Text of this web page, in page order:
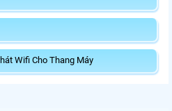
Wifi Cho Thang Máy